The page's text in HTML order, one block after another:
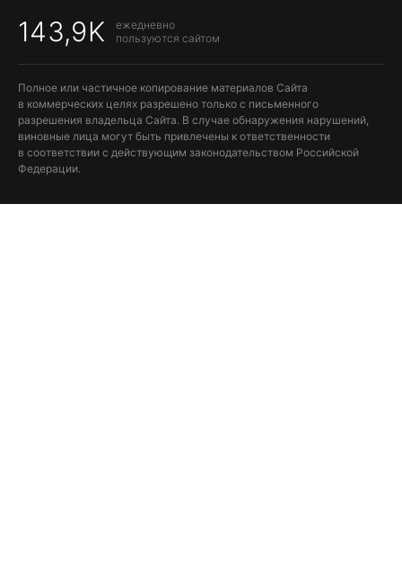
143,9K
ежедневно
пользуются сайтом
Полное или частичное копирование материалов Сайта
в коммерческих целях разрешено только с письменного
разрешения владельца Сайта. В случае обнаружения нарушений,
виновные лица могут быть привлечены к ответственности
в соответствии с действующим законодательством Российской
Федерации.